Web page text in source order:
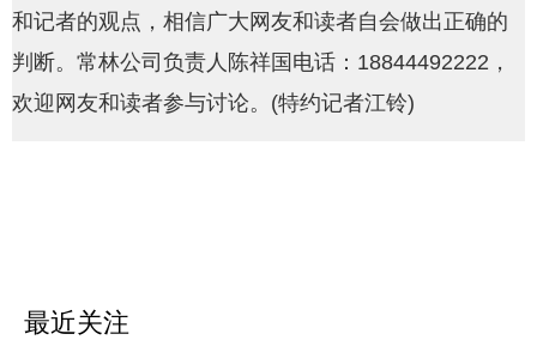
和记者的观点，相信广大网友和读者自会做出正确的
判断。常林公司负责人陈祥国电话：18844492222，
欢迎网友和读者参与讨论。(特约记者江铃)
最近关注